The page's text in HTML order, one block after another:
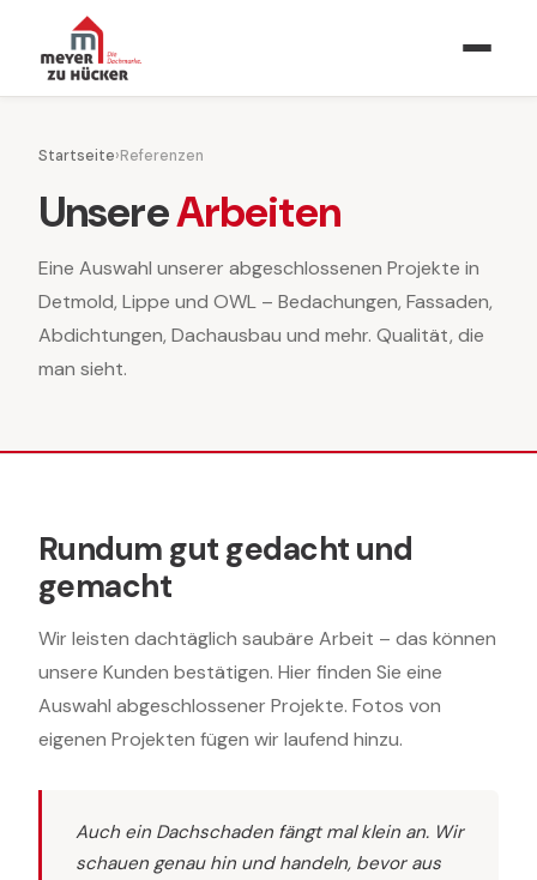
Startseite›Referenzen
UnsereArbeiten
Eine Auswahl unserer abgeschlossenen Projekte in
Detmold, Lippe und OWL – Bedachungen, Fassaden,
Abdichtungen, Dachausbau und mehr. Qualität, die
man sieht.
Rundum gut gedacht und
gemacht
Wir leisten dachtäglich saubäre Arbeit – das können
unsere Kunden bestätigen. Hier finden Sie eine
Auswahl abgeschlossener Projekte. Fotos von
eigenen Projekten fügen wir laufend hinzu.
Auch ein Dachschaden fängt mal klein an. Wir
schauen genau hin und handeln, bevor aus